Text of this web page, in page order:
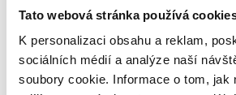
Tato webová stránka používá
K personalizaci obsahu a reklam,
sociálních médií a analýze naší
soubory cookie. Informace o tom, jak
Proč chce ČR výjimku z
základních práv
17. dubna 2012
Diskuze ČRo ze 17. dubna se